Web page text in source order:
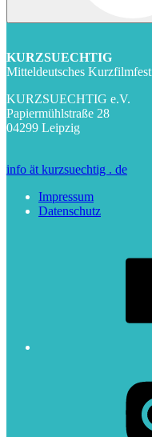
KURZSUECHTIG
Mitteldeutsches
KURZSUECHTIG e.V.
Papiermühlstraße 28
04299 Leipzig
info ät kurzsuechtig . de
Impressum
Datenschutz